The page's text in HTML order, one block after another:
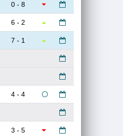
0 - 8
6 - 2
7 - 1
4 - 4
3 - 5